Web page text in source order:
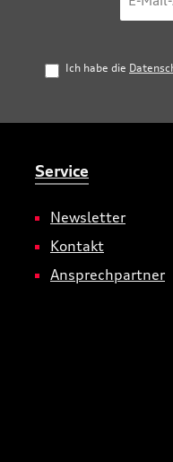
Mail-
Ich habe die
Service
Newsletter
Kontakt
Ansprechpartner